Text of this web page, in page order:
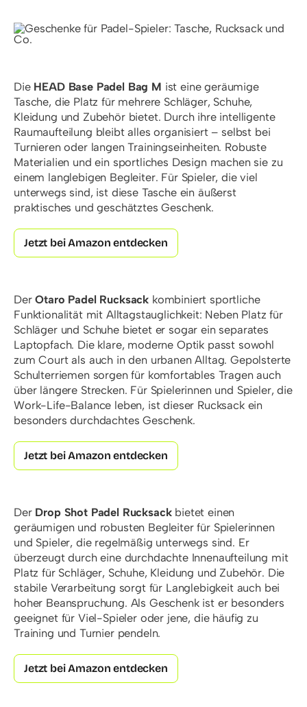
Die HEAD Base Padel Bag M ist eine geräumige
Tasche, die Platz für mehrere Schläger, Schuhe,
Kleidung und Zubehör bietet. Durch ihre intelligente
Raumaufteilung bleibt alles organisiert – selbst bei
Turnieren oder langen Trainingseinheiten. Robuste
Materialien und ein sportliches Design machen sie zu
einem langlebigen Begleiter. Für Spieler, die viel
unterwegs sind, ist diese Tasche ein äußerst
praktisches und geschätztes Geschenk.
Jetzt bei Amazon entdecken
DerOtaro Padel Rucksack kombiniert sportliche
Funktionalität mit Alltagstauglichkeit: Neben Platz für
Schläger und Schuhe bietet er sogar ein separates
Laptopfach. Die klare, moderne Optik passt sowohl
zum Court als auch in den urbanen Alltag. Gepolsterte
Schulterriemen sorgen für komfortables Tragen auch
über längere Strecken. Für Spielerinnen und Spieler, die
Work-Life-Balance leben, ist dieser Rucksack ein
besonders durchdachtes Geschenk.
Jetzt bei Amazon entdecken
Der Drop Shot Padel Rucksackbietet einen
geräumigen und robusten Begleiter für Spielerinnen
und Spieler, die regelmäßig unterwegs sind. Er
überzeugt durch eine durchdachte Innenaufteilung mit
Platz für Schläger, Schuhe, Kleidung und Zubehör. Die
stabile Verarbeitung sorgt für Langlebigkeit auch bei
hoher Beanspruchung. Als Geschenk ist er besonders
geeignet für Viel-Spieler oder jene, die häufig zu
Training und Turnier pendeln.
Jetzt bei Amazon entdecken